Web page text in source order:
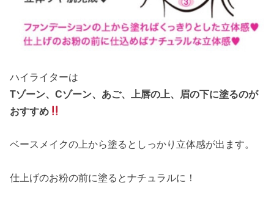
ハイライターは
Tゾーン、Cゾーン、あご、上唇の上、眉の下に塗るのが
おすすめ
ベースメイクの上から塗るとしっかり立体感が出ます。
仕上げのお粉の前に塗るとナチュラルに！